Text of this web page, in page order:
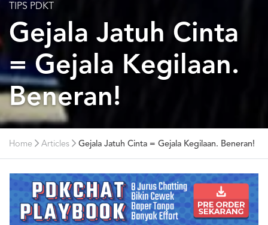
TIPS PDKT
Gejala Jatuh Cinta
= Gejala Kegilaan.
Beneran!
Home Articles Gejala Jatuh Cinta = Gejala Kegilaan. Beneran!